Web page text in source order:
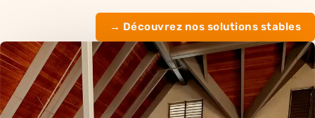
Découvrez nos solutions stables